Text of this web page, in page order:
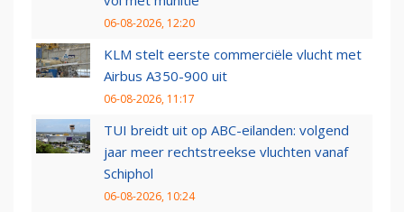
06-08-2026, 12:20
KLM stelt eerste commerciële vlucht met
Airbus A350-900 uit
06-08-2026, 11:17
TUI breidt uit op ABC-eilanden: volgend
jaar meer rechtstreekse vluchten vanaf
Schiphol
06-08-2026, 10:24